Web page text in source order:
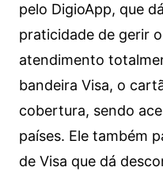
pelo DigioApp, que
praticidade de gerir
atendimento
bandeira Visa, o
cobertura, sendo
países. Ele também
de Visa que dá